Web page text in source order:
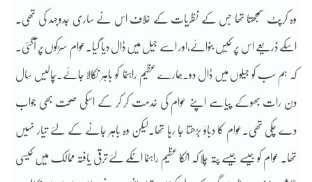
وہ کرپٹ سمجھتا تھا جس کے نظریات کے خلاف اس نے ساری جدوجہد کی تھی۔
اسکے ذریعے اس پر کیس بنوائے،اور اسے جیل میں ڈال دیا گیا۔عوام سڑکوں پر آگئی۔
کہ ہم سب کو جیلوں میں ڈال دو۔ہمارے عظیم راہنما کو باہر نکالا جائے۔چالیس سال
دن رات بھوکے پیاسے اپنے عوام کی خدمت کر کر کے اسکی صحت بھی جواب
دے چکی تھی۔عوام کا دباؤ بڑھتا جا رہا تھا۔لیکن وہ باہر جانے کے لئے تیار نہیں
تھا۔ عوام کو جیسے جیسے پتہ چلا کہ انکا عظیم راہنما انکے لئے ترقی یافتہ ممالک میں کیسی